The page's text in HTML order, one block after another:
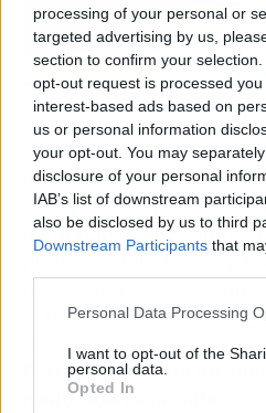
processing of your personal or
targeted advertising by us,
section to confirm your
opt-out request is processed
interest-based ads based on
us or personal information
your opt-out. You may
disclosure of your personal
IAB’s list of downstream
also be disclosed by us to third
Downstream Participants that
Personal Data Processing
I want to opt-out of the
personal data.
Opted In
Anacon VTC,
conductores autónomos
ha asegurado en un
de la protesta
los precios y la
protesta similar en
agrupación se ponga en
organizadores de la
Pero de momento no
posibilidad a la calle.